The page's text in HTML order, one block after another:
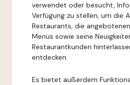
verwendet oder besucht,
Verfügung zu stellen, um die
Restaurants, die
Menüs sowie seine
Restaurantkunden
entdecken.
Es bietet außerdem